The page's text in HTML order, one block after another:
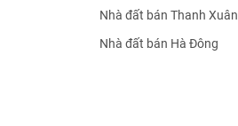
Nhà đất bán Thanh Xuân
Nhà đất bán Hà Đông